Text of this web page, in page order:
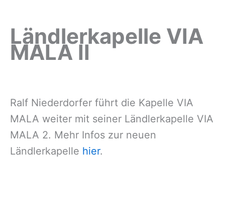
Ländlerkapelle VIA
MALA II
Ralf Niederdorfer führt die Kapelle VIA
MALA weiter mit seiner Ländlerkapelle VIA
MALA 2. Mehr Infos zur neuen
Ländlerkapelle hier.